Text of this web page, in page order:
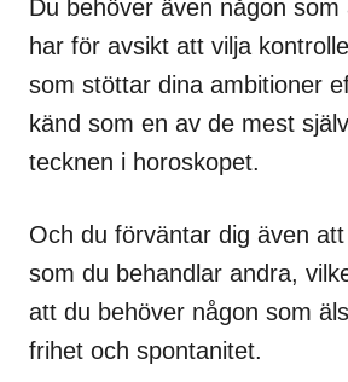
Du behöver även någon
har för avsikt att vilja
som stöttar dina ambitioner
känd som en av de mest
tecknen i horoskopet.
Och du förväntar dig även att
som du behandlar andra,
att du behöver någon som
frihet och spontanitet.